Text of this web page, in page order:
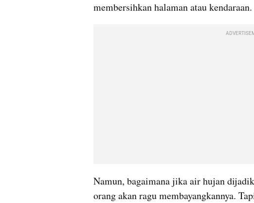
membersihkan halaman atau kendaraan.
Namun, bagaimana jika air hujan
orang akan ragu membayangkannya.